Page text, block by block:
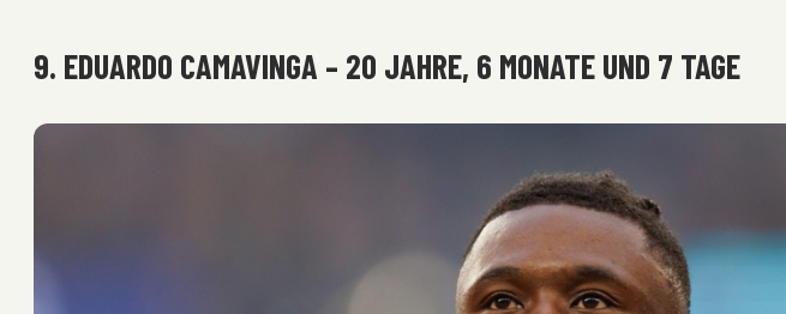
9. EDUARDO CAMAVINGA – 20 JAHRE, 6 MONATE UND 7 TAGE